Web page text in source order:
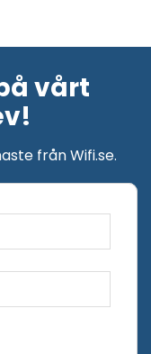
vårt
från Wifi.se.